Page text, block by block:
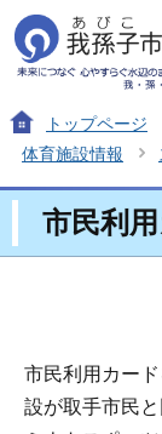
トップページ
体育施設情報
市民利
市民利用カー
設が取手市民